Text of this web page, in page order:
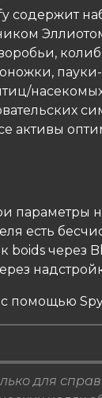
содержит
активы
параметры
есть
boids через
помощью
для